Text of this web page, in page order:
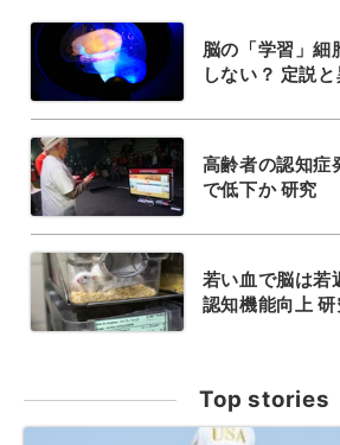
脳の「学習」細
しない？ 定説
高齢者の認知症
で低下か 研究
若い血で脳は若
認知機能向上 研
Top stories